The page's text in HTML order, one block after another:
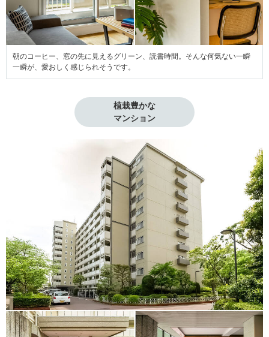
朝のコーヒー、窓の先に見えるグリーン、読書時間。そんな何気ない一瞬
一瞬が、愛おしく感じられそうです。
植栽豊かな
マンション